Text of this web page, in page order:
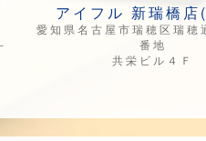
アイフル 新瑞橋店
愛知県名古屋市瑞穂区瑞穂
番地
共栄ビル４Ｆ